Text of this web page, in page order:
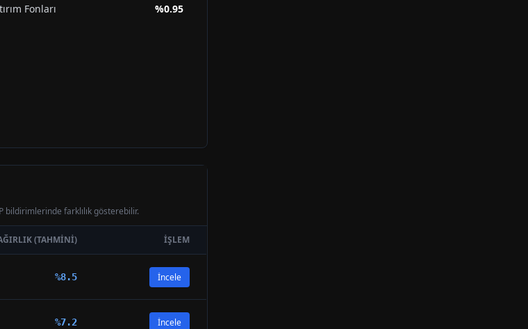
Fonları
%0.95
bildirimlerinde farklılık gösterebilir.
(TAHMINI) İŞLEM
%8.5 İncele
%7.2 İncele